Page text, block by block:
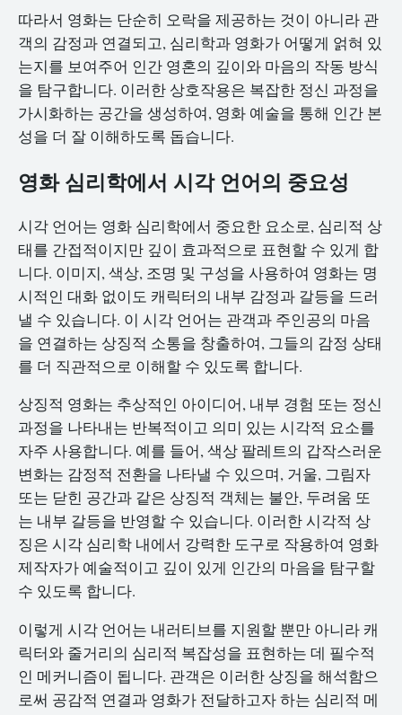
따라서 영화는 단순히 오락을 제공하는 것이 아니라 관
객의 감정과 연결되고, 심리학과 영화가 어떻게 얽혀 있
는지를 보여주어 인간 영혼의 깊이와 마음의 작동 방식
을 탐구합니다. 이러한 상호작용은 복잡한 정신 과정을
가시화하는 공간을 생성하여, 영화 예술을 통해 인간 본
성을 더 잘 이해하도록 돕습니다.
영화 심리학에서 시각 언어의 중요성
시각 언어는 영화 심리학에서 중요한 요소로, 심리적 상
태를 간접적이지만 깊이 효과적으로 표현할 수 있게 합
니다. 이미지, 색상, 조명 및 구성을 사용하여 영화는 명
시적인 대화 없이도 캐릭터의 내부 감정과 갈등을 드러
낼 수 있습니다. 이 시각 언어는 관객과 주인공의 마음
을 연결하는 상징적 소통을 창출하여, 그들의 감정 상태
를 더 직관적으로 이해할 수 있도록 합니다.
상징적 영화는 추상적인 아이디어, 내부 경험 또는 정신
과정을 나타내는 반복적이고 의미 있는 시각적 요소를
자주 사용합니다. 예를 들어, 색상 팔레트의 갑작스러운
변화는 감정적 전환을 나타낼 수 있으며, 거울, 그림자
또는 닫힌 공간과 같은 상징적 객체는 불안, 두려움 또
는 내부 갈등을 반영할 수 있습니다. 이러한 시각적 상
징은 시각 심리학 내에서 강력한 도구로 작용하여 영화
제작자가 예술적이고 깊이 있게 인간의 마음을 탐구할
수 있도록 합니다.
이렇게 시각 언어는 내러티브를 지원할 뿐만 아니라 캐
릭터와 줄거리의 심리적 복잡성을 표현하는 데 필수적
인 메커니즘이 됩니다. 관객은 이러한 상징을 해석함으
로써 공감적 연결과 영화가 전달하고자 하는 심리적 메